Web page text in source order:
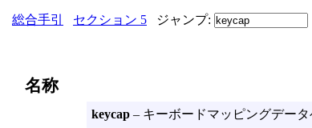
総合手引 セクション 5 ジャンプ:
名称
keycap – キーボードマッピングデータ